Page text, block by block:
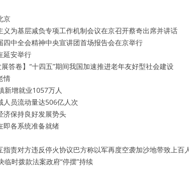
京
义为基层减负专项工作机制会议在京召开蔡奇出席并讲话
四中全会精神中央宣讲团首场报告会在京举行
延安举行
展答卷】“十四五”期间我国加速推进老年友好型社会建设
情
新增就业1057万人
人员流动量达506亿人次
济保持良好发展势头
即各系统准备就绪
指责对方违反停火协议巴方称以军再度空袭加沙地带致上百
临时拨款法案政府“停摆”持续